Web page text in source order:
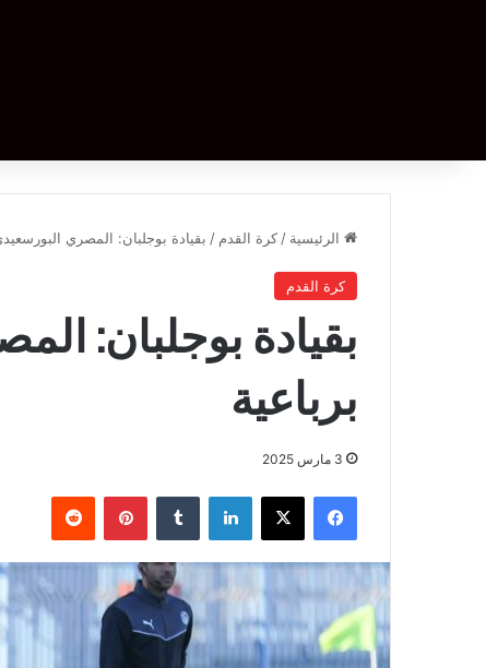
الرئيسية / كرة القدم / بقيادة بوجلبان: المصري
كرة القدم
بقيادة بوجلبان:
برباعية
3 مارس 2025
فيسبوك ‫X لينكدإن بينتيريست